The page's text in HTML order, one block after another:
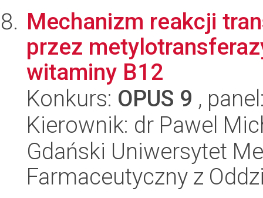
Mechanizm reakcji
przez
witaminy B12
Konkurs: OPUS 9 ,
Kierownik: dr Pawel
Gdański Uniwersytet
Farmaceutyczny z